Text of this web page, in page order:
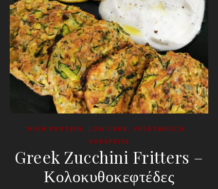
HIGH PROTEIN , LOW CARB , VEGETARISCH ,
VORSPEISE
Greek Zucchini Fritters –
Κολοκυθοκεφτέδες